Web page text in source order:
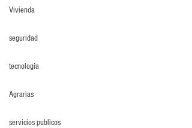
Vivienda
seguridad
tecnología
Agrarias
servicios publicos